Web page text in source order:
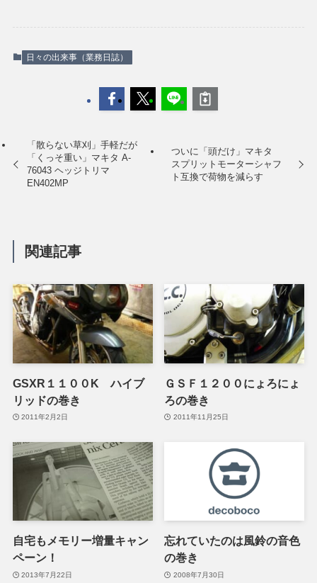
日々の出来事（業務日誌）
「散らない草刈」手軽だが
「くっそ重い」マキタ A-
76043 ヘッジトリマ
EN402MP
ついに「頭だけ」マキタ
スプリットモーターシャフ
ト互換で荷物を減らす
関連記事
GSXR１１００K ハイブ
リッドの巻き
2011年2月2日
ＧＳＦ１２００にょろにょ
ろの巻き
2011年11月25日
自宅もメモリー増量キャン
ペーン！
2013年7月22日
忘れていたのは風鈴の音色
の巻き
2008年7月30日